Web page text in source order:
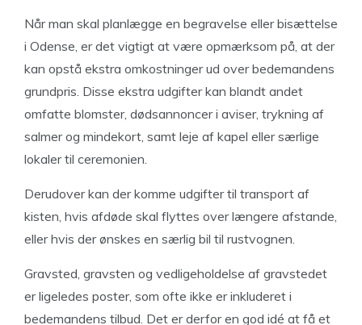
Når man skal planlægge en begravelse eller bisættelse
i Odense, er det vigtigt at være opmærksom på, at der
kan opstå ekstra omkostninger ud over bedemandens
grundpris. Disse ekstra udgifter kan blandt andet
omfatte blomster, dødsannoncer i aviser, trykning af
salmer og mindekort, samt leje af kapel eller særlige
lokaler til ceremonien.
Derudover kan der komme udgifter til transport af
kisten, hvis afdøde skal flyttes over længere afstande,
eller hvis der ønskes en særlig bil til rustvognen.
Gravsted, gravsten og vedligeholdelse af gravstedet
er ligeledes poster, som ofte ikke er inkluderet i
bedemandens tilbud. Det er derfor en god idé at få et